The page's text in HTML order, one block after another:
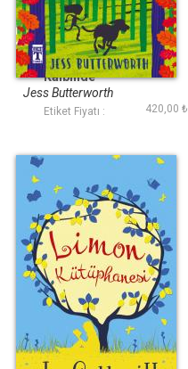
Vahşi Doğanın
Kalbinde
Jess Butterworth
Etiket Fiyatı : 420,00 ₺